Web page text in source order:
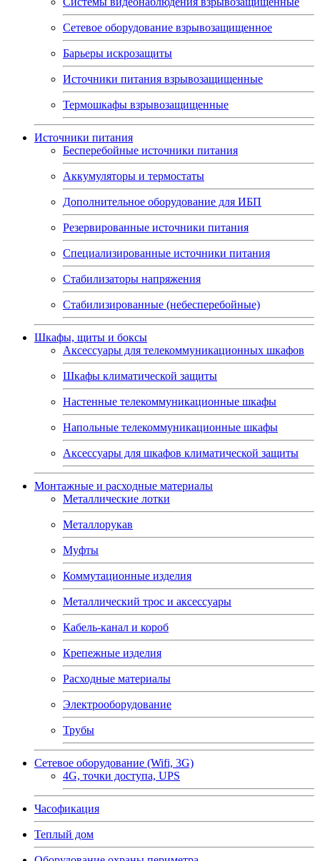
Сетевое оборудование взрывозащищенное
Барьеры искрозащиты
Источники питания взрывозащищенные
Термошкафы взрывозащищенные
Источники питания
Бесперебойные источники питания
Аккумуляторы и термостаты
Дополнительное оборудование для ИБП
Резервированные источники питания
Специализированные источники питания
Стабилизаторы напряжения
Стабилизированные (небесперебойные)
Шкафы, щиты и боксы
Аксессуары для телекоммуникационных шкафов
Шкафы климатической защиты
Настенные телекоммуникационные шкафы
Напольные телекоммуникационные шкафы
Аксессуары для шкафов климатической защиты
Монтажные и расходные материалы
Металлические лотки
Металлорукав
Муфты
Коммутационные изделия
Металлический трос и аксессуары
Кабель-канал и короб
Крепежные изделия
Расходные материалы
Электрооборудование
Трубы
Сетевое оборудование (Wifi, 3G)
4G, точки доступа, UPS
Часофикация
Теплый дом